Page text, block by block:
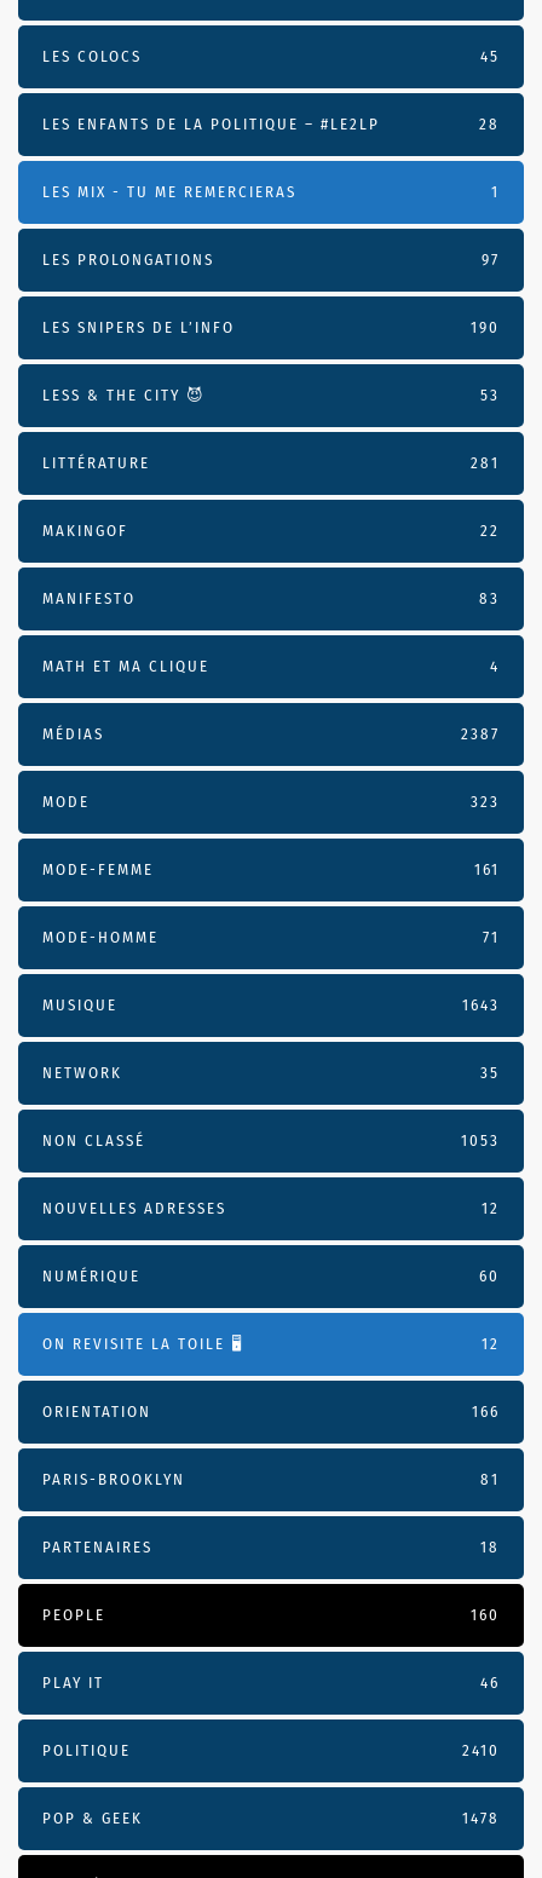
LES COLOCS 45
LES ENFANTS DE LA POLITIQUE – #LE2LP 28
LES MIX - TU ME REMERCIERAS 1
LES PROLONGATIONS 97
LES SNIPERS DE L’INFO 190
LESS & THE CITY 😈 53
LITTÉRATURE 281
MAKINGOF 22
MANIFESTO 83
MATH ET MA CLIQUE 4
MÉDIAS 2387
MODE 323
MODE-FEMME 161
MODE-HOMME 71
MUSIQUE 1643
NETWORK 35
NON CLASSÉ 1053
NOUVELLES ADRESSES 12
NUMÉRIQUE 60
ON REVISITE LA TOILE 🖥️ 12
ORIENTATION 166
PARIS-BROOKLYN 81
PARTENAIRES 18
PEOPLE 160
PLAY IT 46
POLITIQUE 2410
POP & GEEK 1478